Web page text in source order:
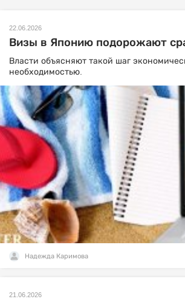
22.06.2026
Визы в Японию подорожают
Власти объясняют такой шаг
необходимостью.
Надежда Каримова
21.06.2026